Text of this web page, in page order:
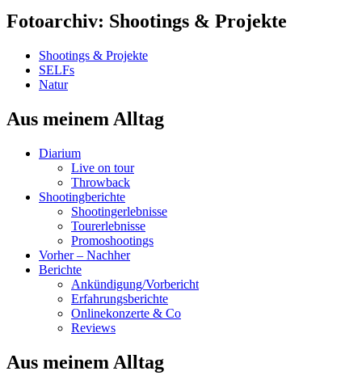
Fotoarchiv: Shootings & Projekte
Shootings & Projekte
SELFs
Natur
Aus meinem Alltag
Diarium
Live on tour
Throwback
Shootingberichte
Shootingerlebnisse
Tourerlebnisse
Promoshootings
Vorher – Nachher
Berichte
Ankündigung/Vorbericht
Erfahrungsberichte
Onlinekonzerte & Co
Reviews
Aus meinem Alltag